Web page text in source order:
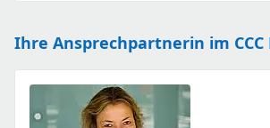
Ihre Ansprechpartnerin im CCC